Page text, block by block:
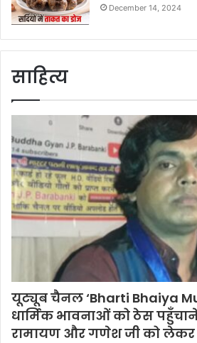
December 14, 2024
साहित्य
यूट्यूब चैनल ‘Bharti Bhaiya
धार्मिक भावनाओं को ठेस
रामायण और गणेश जी को लेकर